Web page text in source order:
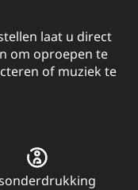
laat u direct
om oproepen te
of muziek te